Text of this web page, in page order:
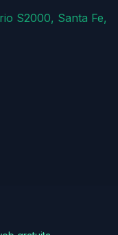
S2000, Santa Fe,